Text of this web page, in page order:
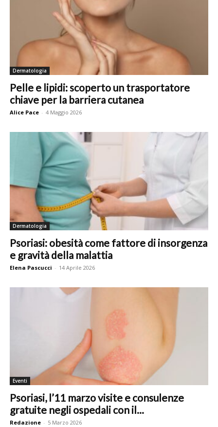
Dermatologia
Pelle e lipidi: scoperto un trasportatore
chiave per la barriera cutanea
Alice Pace - 4 Maggio 2026
Dermatologia
Psoriasi: obesità come fattore di insorgenza
e gravità della malattia
Elena Pascucci - 14 Aprile 2026
Eventi
Psoriasi, l’11 marzo visite e consulenze
gratuite negli ospedali con il...
Redazione - 5 Marzo 2026